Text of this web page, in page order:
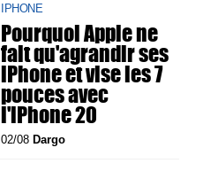
IPHONE
Pourquoi Apple ne
fait qu'agrandir ses
iPhone et vise les 7
pouces avec
l'iPhone 20
02/08 Dargo